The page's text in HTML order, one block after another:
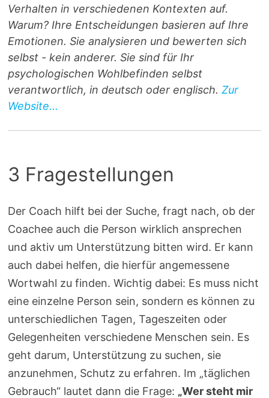
Verhalten in verschiedenen Kontexten auf.
Warum? Ihre Entscheidungen basieren auf Ihre
Emotionen. Sie analysieren und bewerten sich
selbst - kein anderer. Sie sind für Ihr
psychologischen Wohlbefinden selbst
verantwortlich, in deutsch oder englisch.Zur
Website...
3 Fragestellungen
Der Coach hilft bei der Suche, fragt nach, ob der
Coachee auch die Person wirklich ansprechen
und aktiv um Unterstützung bitten wird. Er kann
auch dabei helfen, die hierfür angemessene
Wortwahl zu finden. Wichtig dabei: Es muss nicht
eine einzelne Person sein, sondern es können zu
unterschiedlichen Tagen, Tageszeiten oder
Gelegenheiten verschiedene Menschen sein. Es
geht darum, Unterstützung zu suchen, sie
anzunehmen, Schutz zu erfahren. Im „täglichen
Gebrauch“ lautet dann die Frage: „Wer steht mir